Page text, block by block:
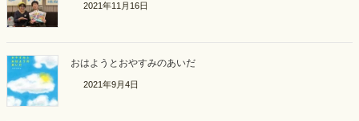
2021年11月16日
おはようとおやすみのあいだ
2021年9月4日